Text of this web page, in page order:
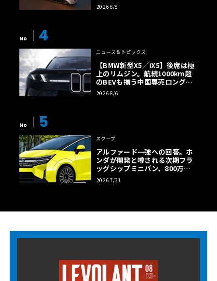
2026 8/8
No 4
ニュース＆トピックス
【BMW新型X5／iX5】後席は極
上のリムジン。航続1000km超
のBEVも揃う中国専売ロング仕
様の全貌
2026 8/6
No 5
スクープ
アルファード一強への回答。ホ
ンダが開発と噂される次期フラ
ッグシップミニバン、800万円
超の勝算【予想CG】
2026 7/31